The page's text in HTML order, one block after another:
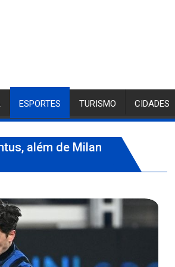
ESPORTES TURISMO CIDADES
além de Milan